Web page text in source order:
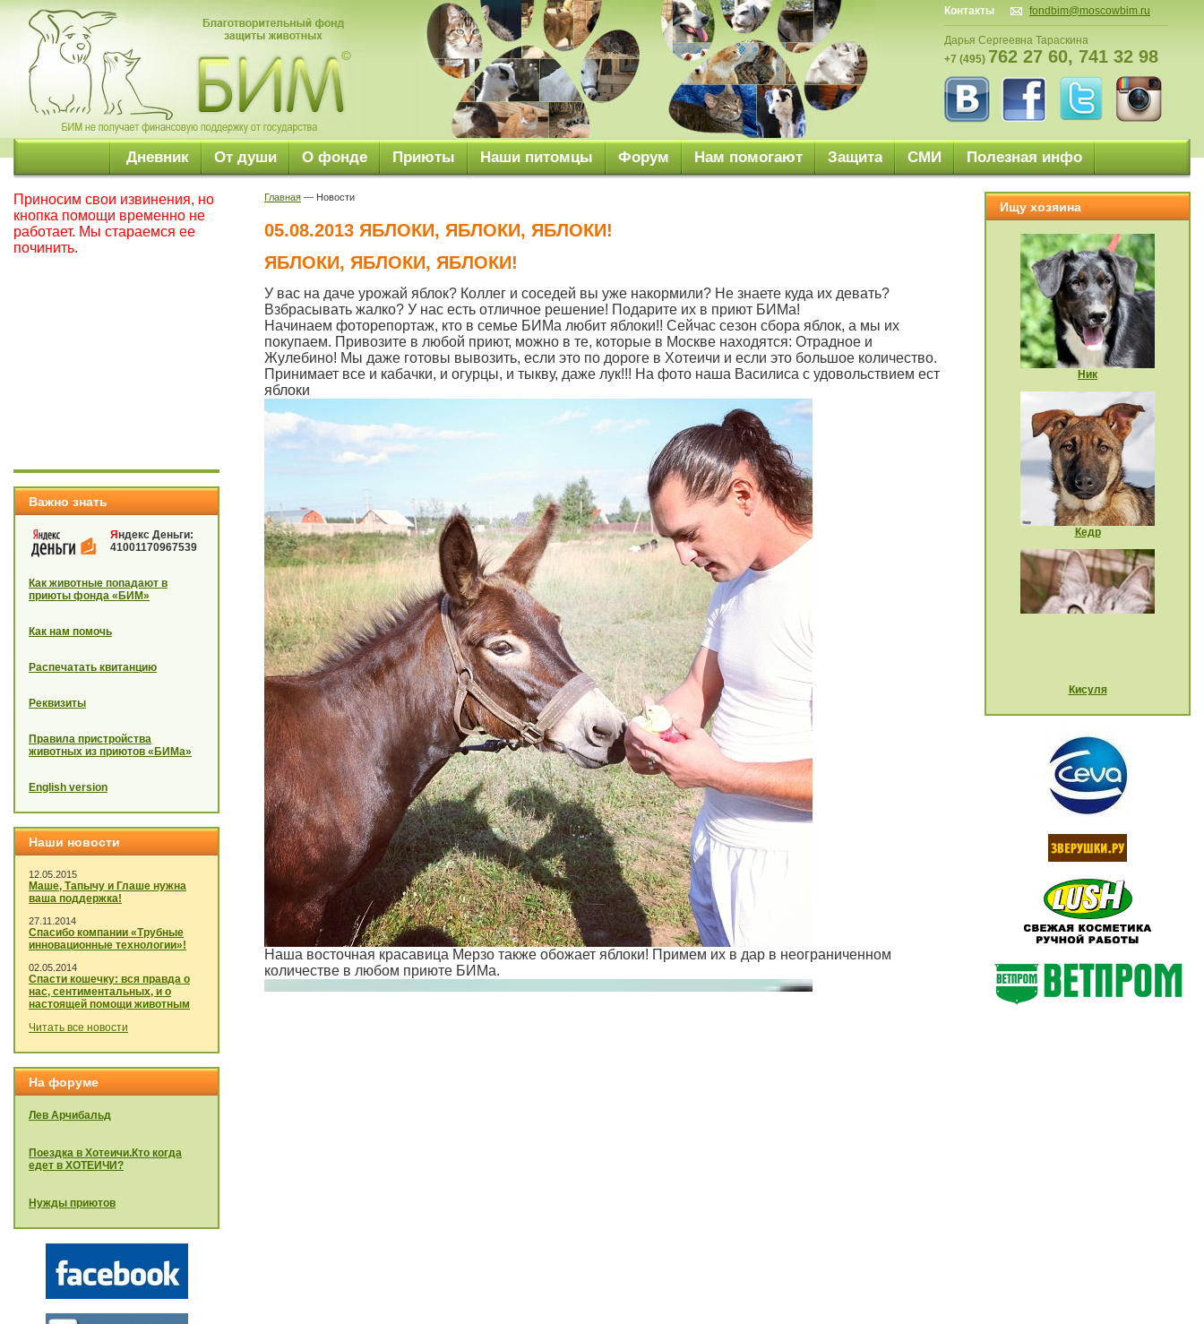
Контакты fondbim@moscowbim.ru
Дарья Сергеевна Тараскина
+7 (495) 762 27 60, 741 32 98
Дневник От души О фонде Приюты Наши питомцы Форум Нам помогают Защита СМИ Полезная инфо
Приносим свои извинения, но
кнопка помощи временно не
работает. Мы стараемся ее
починить.
Важно знать
Я ндекс Деньги:
41001170967539
Как животные попадают в
приюты фонда «БИМ»
Как нам помочь
Распечатать квитанцию
Реквизиты
Правила пристройства
животных из приютов «БИМа»
English version
Наши новости
12.05.2015
Маше, Тапычу и Глаше нужна
ваша поддержка!
27.11.2014
Спасибо компании «Трубные
инновационные технологии»!
02.05.2014
Спасти кошечку: вся правда о
нас, сентиментальных, и о
настоящей помощи животным
Читать все новости
На форуме
Лев Арчибальд
Поездка в Хотеичи.Кто когда
едет в ХОТЕИЧИ?
Нужды приютов
Главная — Новости
05.08.2013 ЯБЛОКИ, ЯБЛОКИ, ЯБЛОКИ!
ЯБЛОКИ, ЯБЛОКИ, ЯБЛОКИ!
У вас на даче урожай яблок? Коллег и соседей вы уже накормили? Не знаете куда их девать?
Взбрасывать жалко? У нас есть отличное решение! Подарите их в приют БИМа!
Начинаем фоторепортаж, кто в семье БИМа любит яблоки!! Сейчас сезон сбора яблок, а мы их
покупаем. Привозите в любой приют, можно в те, которые в Москве находятся: Отрадное и
Жулебино! Мы даже готовы вывозить, если это по дороге в Хотеичи и если это большое количество.
Принимает все и кабачки, и огурцы, и тыкву, даже лук!!! На фото наша Василиса с удовольствием ест
яблоки
Наша восточная красавица Мерзо также обожает яблоки! Примем их в дар в неограниченном
количестве в любом приюте БИМа.
Ищу хозяина
Ник
Кедр
Кисуля